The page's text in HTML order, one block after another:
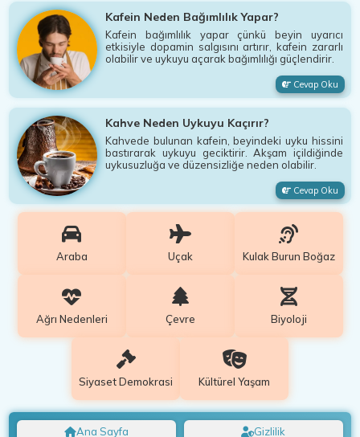
Kafein Neden Bağımlılık Yapar?
Kafein bağımlılık yapar çünkü beyin uyarıcı
etkisiyle dopamin salgısını artırır, kafein zararlı
olabilir ve uykuyu açarak bağımlılığı güçlendirir.
Cevap Oku
Kahve Neden Uykuyu Kaçırır?
Kahvede bulunan kafein, beyindeki uyku hissini
bastırarak uykuyu geciktirir. Akşam içildiğinde
uykusuzluğa ve düzensizliğe neden olabilir.
Cevap Oku
Araba Uçak Kulak Burun Boğaz
Ağrı Nedenleri Çevre Biyoloji
Siyaset Demokrasi Kültürel Yaşam
Ana Sayfa Gizlilik